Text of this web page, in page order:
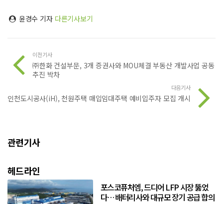
윤경수 기자 다른기사보기
이전기사
㈜한화 건설부문, 3개 증권사와 MOU체결 부동산 개발사업 공동
추진 박차
다음기사
인천도시공사(iH), 천원주택 매입임대주택 예비입주자 모집 개시
관련기사
헤드라인
포스코퓨처엠, 드디어 LFP 시장 뚫었
다… 배터리사와 대규모 장기 공급 합의